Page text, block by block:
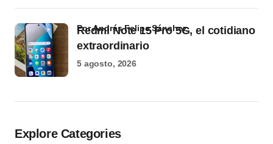
Redmi Note 15 Pro 5G, el cotidiano
extraordinario
por Andrés Felipe Sánchez
5 agosto, 2026
Explore Categories